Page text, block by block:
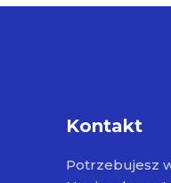
Kontakt
Potrzebujesz